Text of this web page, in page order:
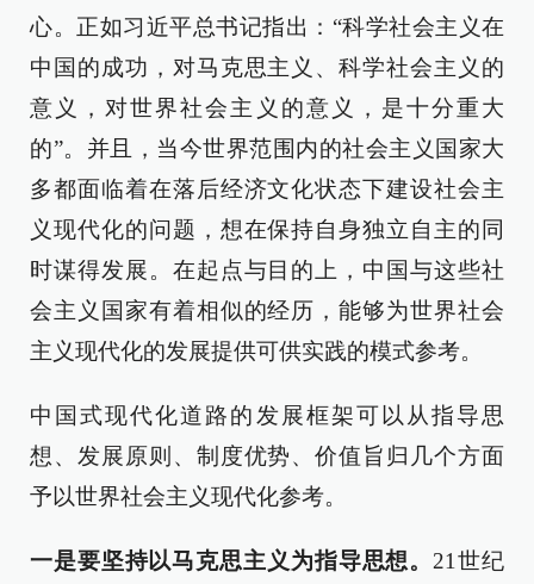
心。正如习近平总书记指出：“科学社会主义在
中国的成功，对马克思主义、科学社会主义的
意义，对世界社会主义的意义，是十分重大
的”。并且，当今世界范围内的社会主义国家大
多都面临着在落后经济文化状态下建设社会主
义现代化的问题，想在保持自身独立自主的同
时谋得发展。在起点与目的上，中国与这些社
会主义国家有着相似的经历，能够为世界社会
主义现代化的发展提供可供实践的模式参考。
中国式现代化道路的发展框架可以从指导思
想、发展原则、制度优势、价值旨归几个方面
予以世界社会主义现代化参考。
一是要坚持以马克思主义为指导思想。 21世纪